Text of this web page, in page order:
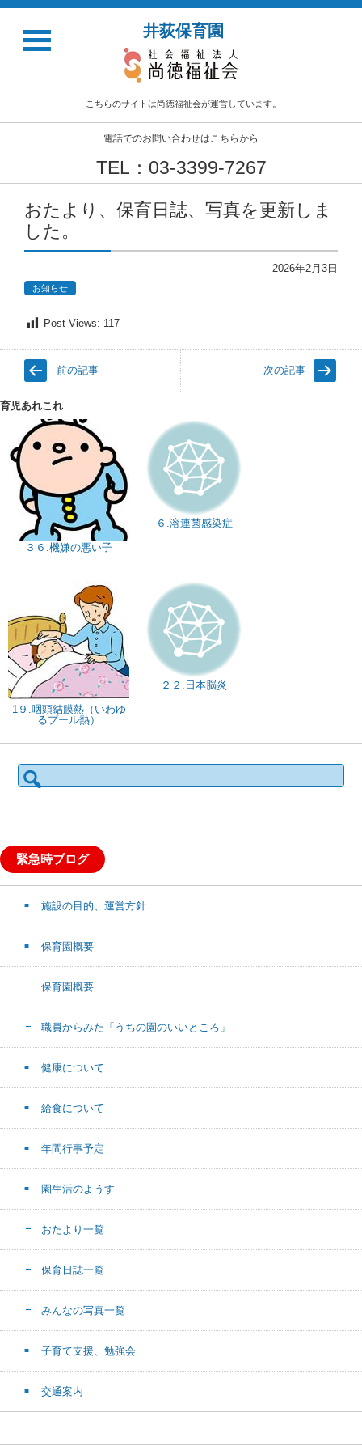
井荻保育園
こちらのサイトは尚徳福祉会が運営しています。
電話でのお問い合わせはこちらから
TEL：03-3399-7267
おたより、保育日誌、写真を更新しま
した。
2026年2月3日
お知らせ
Post Views: 117
前の記事 次の記事
育児あれこれ
３６.機嫌の悪い子
６.溶連菌感染症
1９.咽頭結膜熱（いわゆ
るプール熱）
２２.日本脳炎
検
索:
緊急時ブログ
施設の目的、運営方針
保育園概要
保育園概要
職員からみた「うちの園のいいところ」
健康について
給食について
年間行事予定
園生活のようす
おたより一覧
保育日誌一覧
みんなの写真一覧
子育て支援、勉強会
交通案内